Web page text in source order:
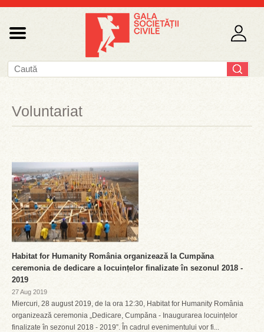
Voluntariat
Habitat for Humanity România organizează la Cumpăna
ceremonia de dedicare a locuințelor finalizate în sezonul 2018 -
2019
27 Aug 2019
Miercuri, 28 august 2019, de la ora 12:30, Habitat for Humanity România
organizează ceremonia „Dedicare, Cumpăna - Inaugurarea locuințelor
finalizate în sezonul 2018 - 2019”. În cadrul evenimentului vor fi...